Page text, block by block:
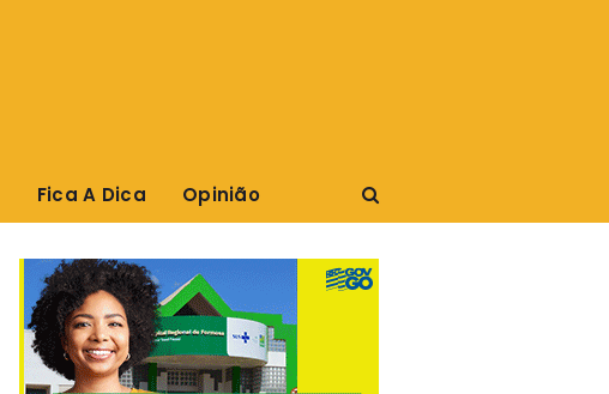
Fica A Dica Opinião